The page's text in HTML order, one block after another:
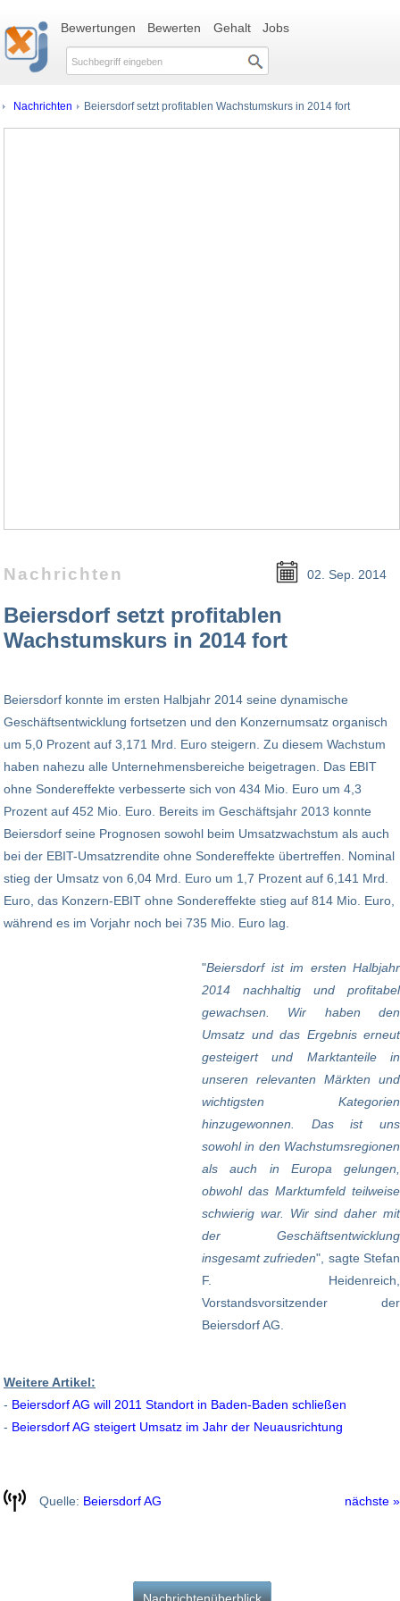
Bewertungen Bewerten Gehalt Jobs
Nachrichten Beiersdorf setzt profitablen Wachstumskurs in 2014 fort
Nachrichten 02. Sep. 2014
Beiersdorf setzt profitablen
Wachstumskurs in 2014 fort
Beiersdorf konnte im ersten Halbjahr 2014 seine dynamische
Geschäftsentwicklung fortsetzen und den Konzernumsatz organisch
um 5,0 Prozent auf 3,171 Mrd. Euro steigern. Zu diesem Wachstum
haben nahezu alle Unternehmensbereiche beigetragen. Das EBIT
ohne Sondereffekte verbesserte sich von 434 Mio. Euro um 4,3
Prozent auf 452 Mio. Euro. Bereits im Geschäftsjahr 2013 konnte
Beiersdorf seine Prognosen sowohl beim Umsatzwachstum als auch
bei der EBIT-Umsatzrendite ohne Sondereffekte übertreffen. Nominal
stieg der Umsatz von 6,04 Mrd. Euro um 1,7 Prozent auf 6,141 Mrd.
Euro, das Konzern-EBIT ohne Sondereffekte stieg auf 814 Mio. Euro,
während es im Vorjahr noch bei 735 Mio. Euro lag.
"Beiersdorf ist im ersten Halbjahr
2014 nachhaltig und profitabel
gewachsen. Wir haben den
Umsatz und das Ergebnis erneut
gesteigert und Marktanteile in
unseren relevanten Märkten und
wichtigsten Kategorien
hinzugewonnen. Das ist uns
sowohl in den Wachstumsregionen
als auch in Europa gelungen,
obwohl das Marktumfeld teilweise
schwierig war. Wir sind daher mit
der Geschäftsentwicklung
insgesamt zufrieden", sagte Stefan
F. Heidenreich,
Vorstandsvorsitzender der
Beiersdorf AG.
Weitere Artikel:
- Beiersdorf AG will 2011 Standort in Baden-Baden schließen
- Beiersdorf AG steigert Umsatz im Jahr der Neuausrichtung
Quelle: Beiersdorf AG nächste »